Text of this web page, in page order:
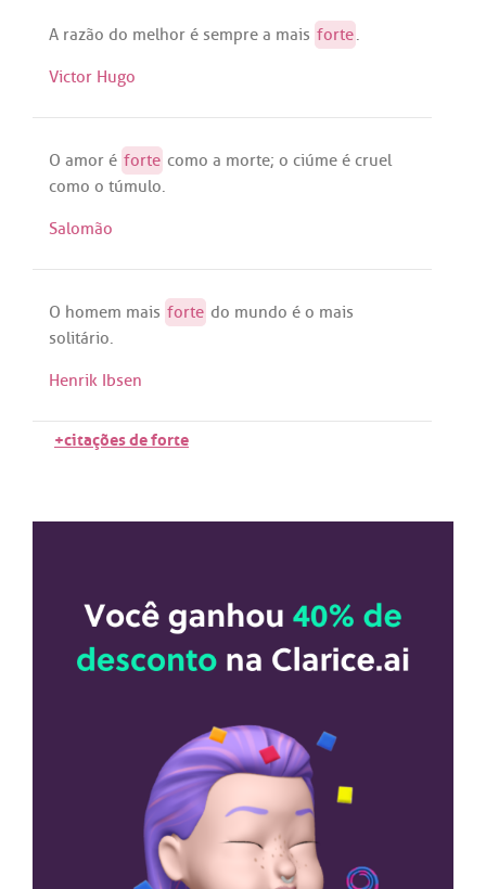
A razão do melhor é sempre a mais forte.
Victor Hugo
O amor é forte como a morte; o ciúme é cruel
como o túmulo.
Salomão
O homem mais forte do mundo é o mais
solitário.
Henrik Ibsen
+citações de forte